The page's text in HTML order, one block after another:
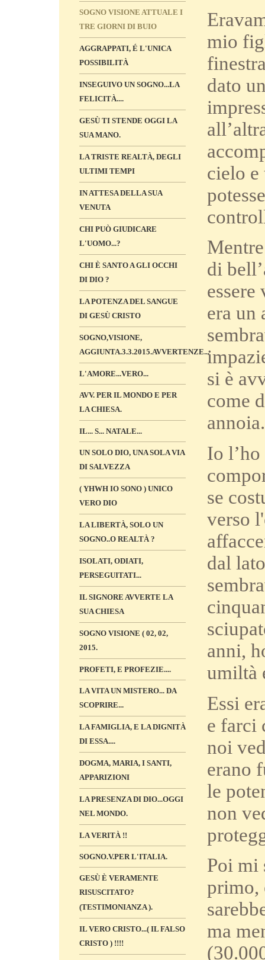
SOGNO VISIONE ATTUALE I
TRE GIORNI DI BUIO
AGGRAPPATI, É L'UNICA
POSSIBILITÀ
INSEGUIVO UN SOGNO...LA
FELICITÀ....
GESÙ TI STENDE OGGI LA
SUA MANO.
LA TRISTE REALTÀ, DEGLI
ULTIMI TEMPI
IN ATTESA DELLA SUA
VENUTA
CHI PUÒ GIUDICARE
L'UOMO...?
CHI È SANTO A GLI OCCHI
DI DIO ?
LA POTENZA DEL SANGUE
DI GESÙ CRISTO
SOGNO,VISIONE,
AGGIUNTA.3.3.2015.AVVERTENZE...
L'AMORE...VERO...
AVV. PER IL MONDO E PER
LA CHIESA.
IL... S... NATALE...
UN SOLO DIO, UNA SOLA VIA
DI SALVEZZA
( YHWH IO SONO ) UNICO
VERO DIO
LA LIBERTÀ, SOLO UN
SOGNO..O REALTÀ ?
ISOLATI, ODIATI,
PERSEGUITATI...
IL SIGNORE AVVERTE LA
SUA CHIESA
SOGNO VISIONE ( 02, 02,
2015.
PROFETI, E PROFEZIE....
LA VITA UN MISTERO... DA
SCOPRIRE...
LA FAMIGLIA, E LA DIGNITÀ
DI ESSA....
DOGMA, MARIA, I SANTI,
APPARIZIONI
LA PRESENZA DI DIO...OGGI
NEL MONDO.
LA VERITÀ !!
SOGNO.V.PER L'ITALIA.
GESÙ È VERAMENTE
RISUSCITATO?
(TESTIMONIANZA ).
IL VERO CRISTO...( IL FALSO
CRISTO ) !!!!
mio
dato
cielo e
di
era un
si è
come
annoia.
Io
se
verso
dal
anni,
umiltà
Essi
e farci
noi
erano
le
non
Poi mi
primo,
ma